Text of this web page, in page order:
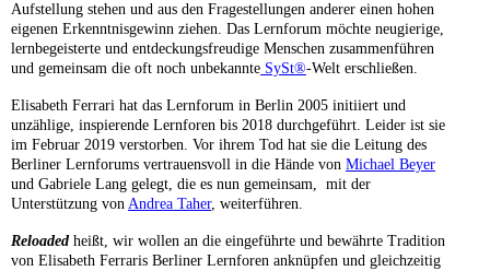
Aufstellung stehen und aus den Fragestellungen anderer einen hohen
eigenen Erkenntnisgewinn ziehen. Das Lernforum möchte neugierige,
lernbegeisterte und entdeckungsfreudige Menschen zusammenführen
und gemeinsam die oft noch unbekannte SySt®-Welt erschließen.
Elisabeth Ferrari hat das Lernforum in Berlin 2005 initiiert und
unzählige, inspierende Lernforen bis 2018 durchgeführt. Leider ist sie
im Februar 2019 verstorben. Vor ihrem Tod hat sie die Leitung des
Berliner Lernforums vertrauensvoll in die Hände von Michael Beyer
und Gabriele Lang gelegt, die es nun gemeinsam, mit der
Unterstützung von Andrea Taher, weiterführen.
Reloaded heißt, wir wollen an die eingeführte und bewährte Tradition
von Elisabeth Ferraris Berliner Lernforen anknüpfen und gleichzeitig